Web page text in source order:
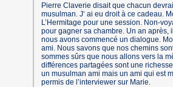
Pierre Claverie disait que chacun
musulman. J‘ ai eu droit à ce cadeau.
L’Hermitage pour une session. Non-
pour gagner sa chambre. Un an après,
nous avons commencé un dialogue.
ami. Nous savons que nos chemins
sommes sûrs que nous allons vers la
différences partagées sont une
un musulman ami mais un ami qui est
permis de l’interviewer sur Marie.